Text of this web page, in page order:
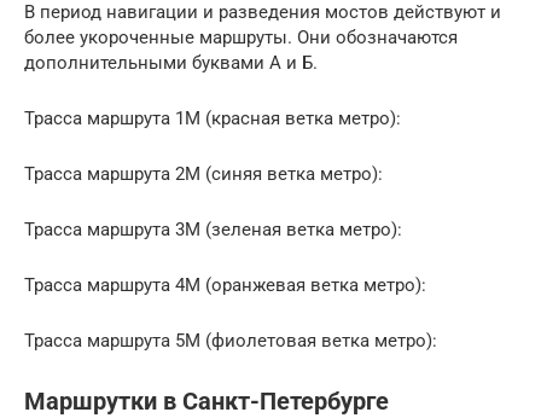
В период навигации и разведения мостов действуют и
более укороченные маршруты. Они обозначаются
дополнительными буквами А и Б.
Трасса маршрута 1М (красная ветка метро):
Трасса маршрута 2М (синяя ветка метро):
Трасса маршрута 3М (зеленая ветка метро):
Трасса маршрута 4М (оранжевая ветка метро):
Трасса маршрута 5М (фиолетовая ветка метро):
Маршрутки в Санкт-Петербурге